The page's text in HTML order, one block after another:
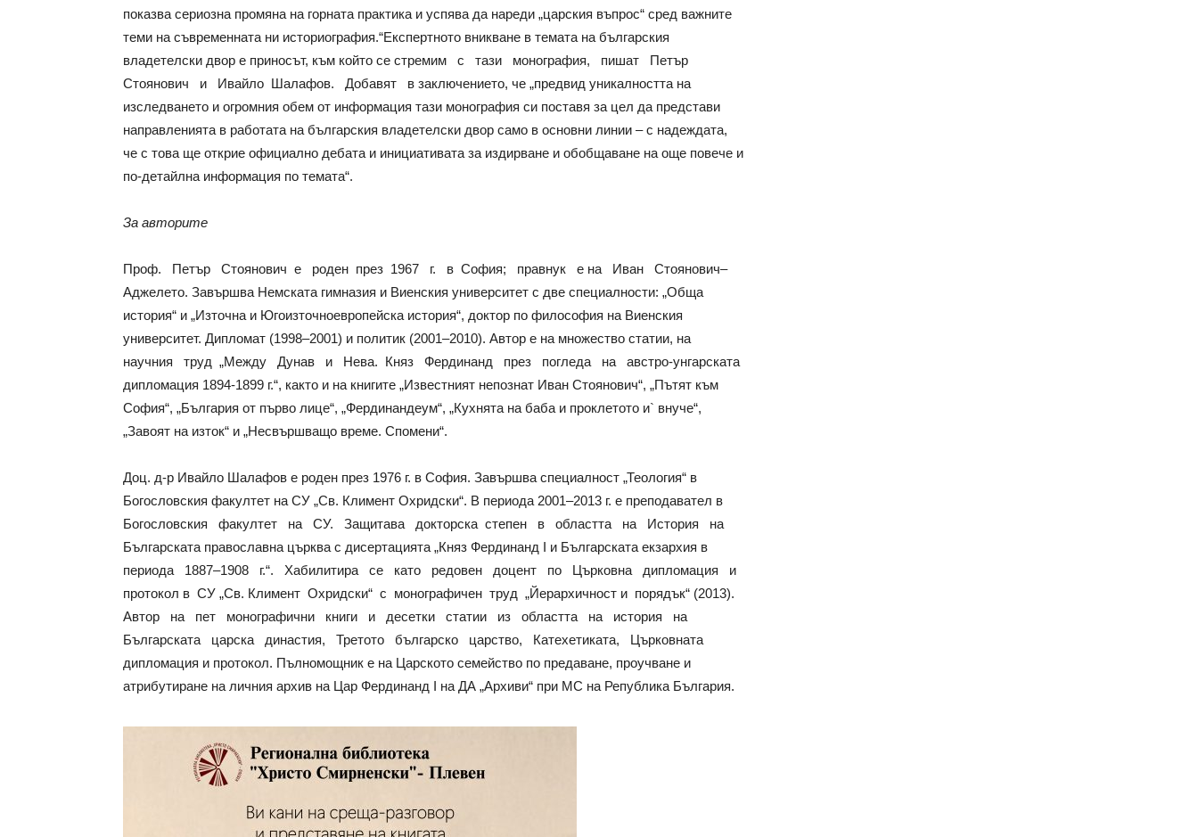
показва сериозна промяна на горната практика и успява да нареди „царския въпрос“ сред важните
теми на съвременната ни историография.“Експертното вникване в темата на българския
владетелски двор е приносът, към който се стремим с тази монография, пишат Петър
Стоянович и Ивайло Шалафов. Добавят в заключението, че „предвид уникалността на
изследването и огромния обем от информация тази монография си поставя за цел да представи
направленията в работата на българския владетелски двор само в основни линии – с надеждата,
че с това ще открие официално дебата и инициативата за издирване и обобщаване на още повече и
по-детайлна информация по темата“.
За авторите
Проф. Петър Стоянович е роден през 1967 г. в София; правнук е на Иван Стоянович–
Аджелето. Завършва Немската гимназия и Виенския университет с две специалности: „Обща
история“ и „Източна и Югоизточноевропейска история“, доктор по философия на Виенския
университет. Дипломат (1998–2001) и политик (2001–2010). Автор е на множество статии, на
научния труд „Между Дунав и Нева. Княз Фердинанд през погледа на австро-унгарската
дипломация 1894-1899 г.“, както и на книгите „Известният непознат Иван Стоянович“, „Пътят към
София“, „България от първо лице“, „Фердинандеум“, „Кухнята на баба и проклетото и` внуче“,
„Завоят на изток“ и „Несвършващо време. Спомени“.
Доц. д-р Ивайло Шалафов е роден през 1976 г. в София. Завършва специалност „Теология“ в
Богословския факултет на СУ „Св. Климент Охридски“. В периода 2001–2013 г. е преподавател в
Богословския факултет на СУ. Защитава докторска степен в областта на История на
Българската православна църква с дисертацията „Княз Фердинанд I и Българската екзархия в
периода 1887–1908 г.“. Хабилитира се като редовен доцент по Църковна дипломация и
протокол в СУ „Св. Климент Охридски“ с монографичен труд „Йерархичност и порядък“ (2013).
Автор на пет монографични книги и десетки статии из областта на история на
Българската царска династия, Третото българско царство, Катехетиката, Църковната
дипломация и протокол. Пълномощник е на Царското семейство по предаване, проучване и
атрибутиране на личния архив на Цар Фердинанд I на ДА „Архиви“ при МС на Република България.